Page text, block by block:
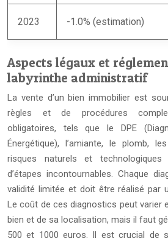
2023 -1.0% (estimation)
Aspects légaux et
labyrinthe administratif
La vente d’un bien immobilier est
règles et de procédures
obligatoires, tels que le DPE
Énergétique), l’amiante, le plomb,
risques naturels et technologiques
d’étapes incontournables. Chaque
validité limitée et doit être réalisé par
Le coût de ces diagnostics peut varier
bien et de sa localisation, mais il faut
500 et 1000 euros. Il est crucial de